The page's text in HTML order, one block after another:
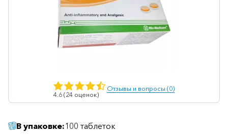
Ветеринарные
Витаминные
Гематологические
Гепатопротекторы
Гинекология
4.6 (24 оценок)
Отзывы и вопросы (0)
В упаковке:100 таблеток